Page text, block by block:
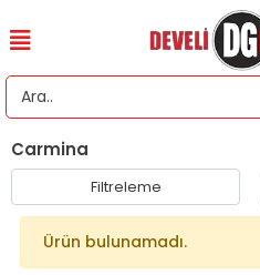
Carmina
Filtreleme
Ürün bulunamadı.